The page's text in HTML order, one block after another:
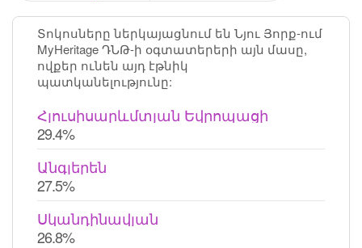
Տոկոսները ներկայացնում են Նյու Յորք-ում
MyHeritage ԴՆԹ-ի օգտատերերի այն մասը,
ովքեր ունեն այդ էթնիկ
պատկանելությունը:
Հյուսիսարևմտյան Եվրոպացի
29.4%
Անգլերեն
27.5%
Սկանդինավյան
26.8%